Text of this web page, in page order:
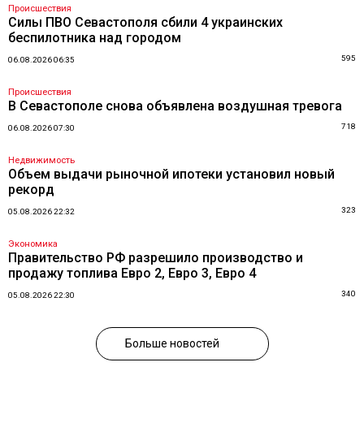
Происшествия
Силы ПВО Севастополя сбили 4 украинских
беспилотника над городом
06.08.2026 06:35 595
Происшествия
В Севастополе снова объявлена воздушная тревога
06.08.2026 07:30 718
Недвижимость
Объем выдачи рыночной ипотеки установил новый
рекорд
05.08.2026 22:32 323
Экономика
Правительство РФ разрешило производство и
продажу топлива Евро 2, Евро 3, Евро 4
05.08.2026 22:30 340
Больше новостей